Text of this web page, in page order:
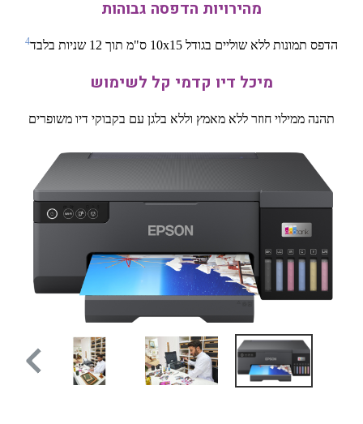
מהירויות הדפסה גבוהות
הדפס תמונות ללא שוליים בגודל 10x15 ס"מ תוך 12 שניות בלבד 4
מיכל דיו קדמי קל לשימוש
תהנה ממילוי חוזר ללא מאמץ וללא בלגן עם בקבוקי דיו משופרים